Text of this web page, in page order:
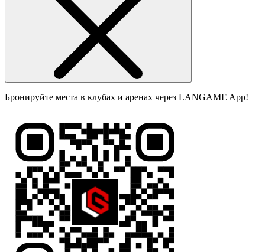
Бронируйте места в клубах и аренах через LANGAME App!